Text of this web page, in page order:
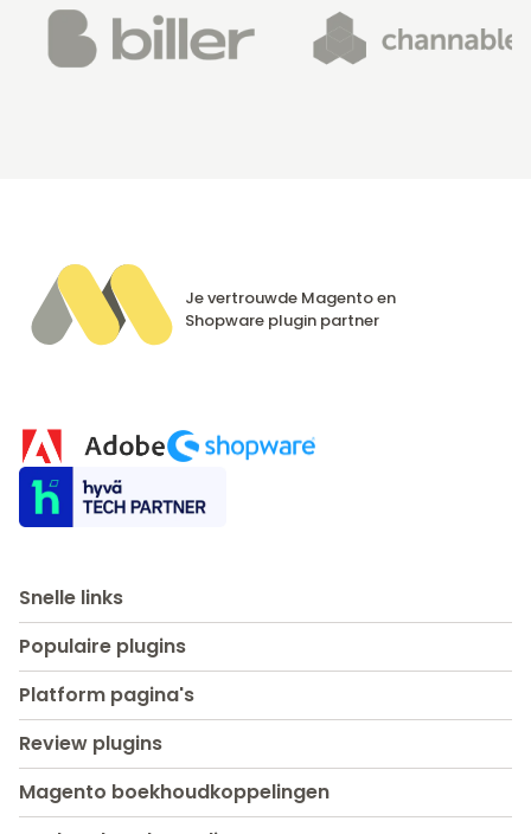
Je vertrouwde Magento en
Shopware plugin partner
Snelle links
Populaire plugins
Platform pagina's
Review plugins
Magento boekhoudkoppelingen